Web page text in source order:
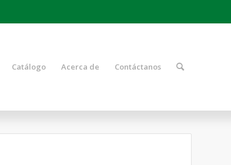
Catálogo Acerca de Contáctanos